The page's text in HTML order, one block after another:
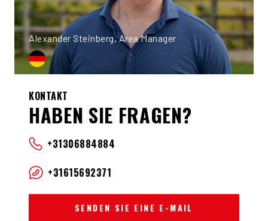
Alexander Steinberg, Area Manager
KONTAKT
HABEN SIE FRAGEN?
+31306884884
+31615692371
SENDEN SIE EINE E-MAIL